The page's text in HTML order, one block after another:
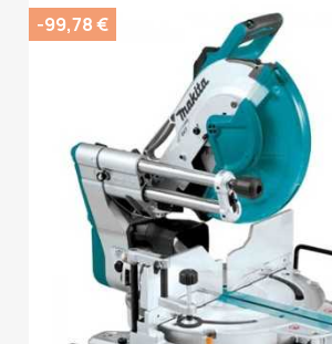
-99,78 €